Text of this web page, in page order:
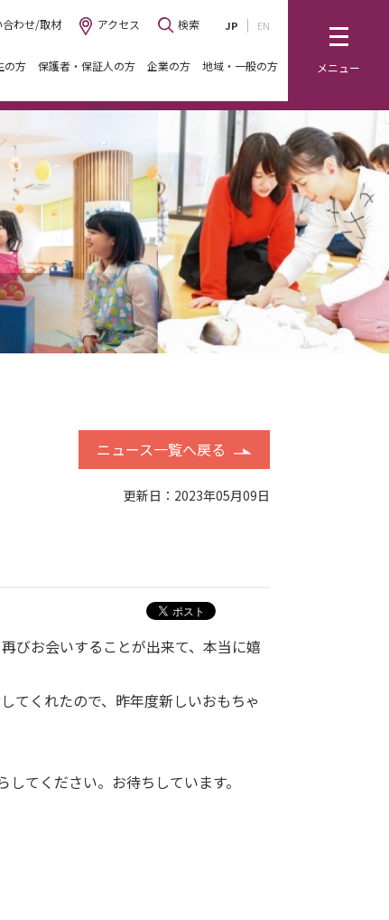
メニュー
検索 JP EN
合わせ/取材 アクセス
の方 保護者・保証人の方 企業の方 地域・一般の方
ニュース一覧へ戻る
更新日：2023年05月09日
びお会いすることが出来て、本当に嬉
てくれたので、昨年度新しいおもちゃ
てください。お待ちしています。